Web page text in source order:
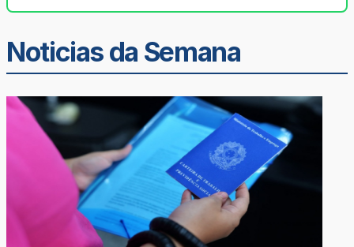
Noticias da Semana